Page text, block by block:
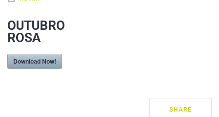
OUTUBRO
ROSA
Download Now!
SHARE